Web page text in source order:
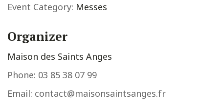
Event Category: Messes
Organizer
Maison des Saints Anges
Phone: 03 85 38 07 99
Email: contact@maisonsaintsanges.fr